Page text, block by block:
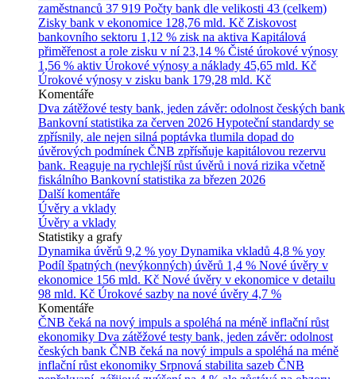
zaměstnanců 37 919 Počty bank dle velikosti 43 (celkem)
Zisky bank v ekonomice 128,76 mld. Kč Ziskovost
bankovního sektoru 1,12 % zisk na aktiva Kapitálová
přiměřenost a role zisku v ní 23,14 % Čisté úrokové výnosy
1,56 % aktiv Úrokové výnosy a náklady 45,65 mld. Kč
Úrokové výnosy v zisku bank 179,28 mld. Kč
Komentáře
Dva zátěžové testy bank, jeden závěr: odolnost českých bank
Bankovní statistika za červen 2026 Hypoteční standardy se
zpřísnily, ale nejen silná poptávka tlumila dopad do
úvěrových podmínek ČNB zpřísňuje kapitálovou rezervu
bank. Reaguje na rychlejší růst úvěrů i nová rizika včetně
fiskálního Bankovní statistika za březen 2026
Další komentáře
Úvěry a vklady
Úvěry a vklady
Statistiky a grafy
Dynamika úvěrů 9,2 % yoy Dynamika vkladů 4,8 % yoy
Podíl špatných (nevýkonných) úvěrů 1,4 % Nové úvěry v
ekonomice 156 mld. Kč Nové úvěry v ekonomice v detailu
98 mld. Kč Úrokové sazby na nové úvěry 4,7 %
Komentáře
ČNB čeká na nový impuls a spoléhá na méně inflační růst
ekonomiky Dva zátěžové testy bank, jeden závěr: odolnost
českých bank ČNB čeká na nový impuls a spoléhá na méně
inflační růst ekonomiky Srpnová stabilita sazeb ČNB